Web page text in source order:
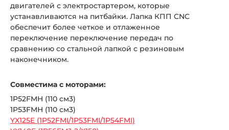
двигателей с электростартером, которые
устанавливаются на питбайки. Лапка КПП CNC
обеспечит более четкое и отлаженное
переключение переключение передач по
сравнению со стальной лапкой с резиновым
наконечником.
Совместима с моторами:
1P52FMH (110 см3)
1P53FMH (110 см3)
YX125E (1P52FMI/1P53FMI/1P54FMI)